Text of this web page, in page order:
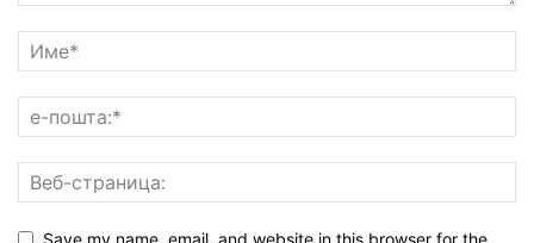
Save my name, email, and website in this browser for the